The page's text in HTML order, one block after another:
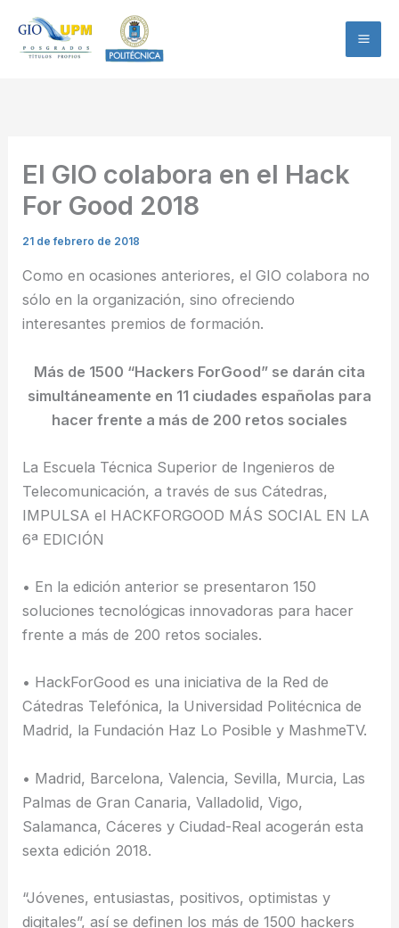
contenido
El GIO colabora en el Hack
For Good 2018
21 de febrero de 2018
Como en ocasiones anteriores, el GIO colabora no
sólo en la organización, sino ofreciendo
interesantes premios de formación.
Más de 1500 “Hackers ForGood” se darán cita
simultáneamente en 11 ciudades españolas para
hacer frente a más de 200 retos sociales
La Escuela Técnica Superior de Ingenieros de
Telecomunicación, a través de sus Cátedras,
IMPULSA el HACKFORGOOD MÁS SOCIAL EN LA
6ª EDICIÓN
• En la edición anterior se presentaron 150
soluciones tecnológicas innovadoras para hacer
frente a más de 200 retos sociales.
• HackForGood es una iniciativa de la Red de
Cátedras Telefónica, la Universidad Politécnica de
Madrid, la Fundación Haz Lo Posible y MashmeTV.
• Madrid, Barcelona, Valencia, Sevilla, Murcia, Las
Palmas de Gran Canaria, Valladolid, Vigo,
Salamanca, Cáceres y Ciudad-Real acogerán esta
sexta edición 2018.
“Jóvenes, entusiastas, positivos, optimistas y
digitales”, así se definen los más de 1500 hackers